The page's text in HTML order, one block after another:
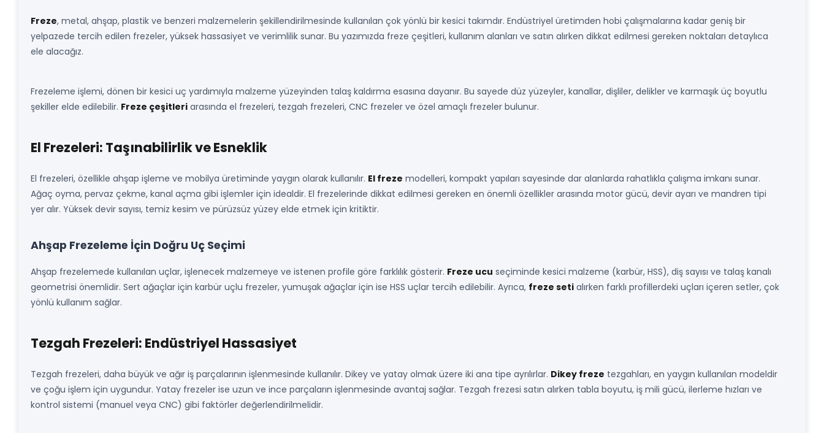
Freze, metal, ahşap, plastik ve benzeri malzemelerin şekillendirilmesinde kullanılan çok yönlü bir kesici takımdır. Endüstriyel üretimden hobi çalışmalarına kadar geniş bir
yelpazede tercih edilen frezeler, yüksek hassasiyet ve verimlilik sunar. Bu yazımızda freze çeşitleri, kullanım alanları ve satın alırken dikkat edilmesi gereken noktaları detaylıca
ele alacağız.
Frezeleme işlemi, dönen bir kesici uç yardımıyla malzeme yüzeyinden talaş kaldırma esasına dayanır. Bu sayede düz yüzeyler, kanallar, dişliler, delikler ve karmaşık üç boyutlu
şekiller elde edilebilir. Freze çeşitleri arasında el frezeleri, tezgah frezeleri, CNC frezeler ve özel amaçlı frezeler bulunur.
El Frezeleri: Taşınabilirlik ve Esneklik
El frezeleri, özellikle ahşap işleme ve mobilya üretiminde yaygın olarak kullanılır. El freze modelleri, kompakt yapıları sayesinde dar alanlarda rahatlıkla çalışma imkanı sunar.
Ağaç oyma, pervaz çekme, kanal açma gibi işlemler için idealdir. El frezelerinde dikkat edilmesi gereken en önemli özellikler arasında motor gücü, devir ayarı ve mandren tipi
yer alır. Yüksek devir sayısı, temiz kesim ve pürüzsüz yüzey elde etmek için kritiktir.
Ahşap Frezeleme İçin Doğru Uç Seçimi
Ahşap frezelemede kullanılan uçlar, işlenecek malzemeye ve istenen profile göre farklılık gösterir. Freze ucu seçiminde kesici malzeme (karbür, HSS), diş sayısı ve talaş kanalı
geometrisi önemlidir. Sert ağaçlar için karbür uçlu frezeler, yumuşak ağaçlar için ise HSS uçlar tercih edilebilir. Ayrıca, freze seti alırken farklı profillerdeki uçları içeren setler, çok
yönlü kullanım sağlar.
Tezgah Frezeleri: Endüstriyel Hassasiyet
Tezgah frezeleri, daha büyük ve ağır iş parçalarının işlenmesinde kullanılır. Dikey ve yatay olmak üzere iki ana tipe ayrılırlar. Dikey freze tezgahları, en yaygın kullanılan modeldir
ve çoğu işlem için uygundur. Yatay frezeler ise uzun ve ince parçaların işlenmesinde avantaj sağlar. Tezgah frezesi satın alırken tabla boyutu, iş mili gücü, ilerleme hızları ve
kontrol sistemi (manuel veya CNC) gibi faktörler değerlendirilmelidir.